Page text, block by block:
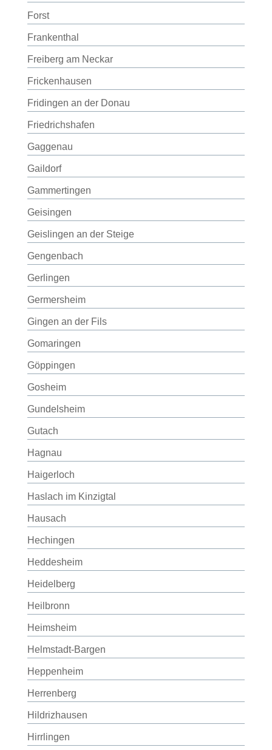
Forst
Frankenthal
Freiberg am Neckar
Frickenhausen
Fridingen an der Donau
Friedrichshafen
Gaggenau
Gaildorf
Gammertingen
Geisingen
Geislingen an der Steige
Gengenbach
Gerlingen
Germersheim
Gingen an der Fils
Gomaringen
Göppingen
Gosheim
Gundelsheim
Gutach
Hagnau
Haigerloch
Haslach im Kinzigtal
Hausach
Hechingen
Heddesheim
Heidelberg
Heilbronn
Heimsheim
Helmstadt-Bargen
Heppenheim
Herrenberg
Hildrizhausen
Hirrlingen